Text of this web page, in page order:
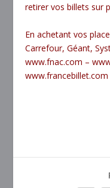
retirer vos billets sur
En achetant vos
Carrefour, Géant,
www.fnac.com –
www.francebillet.com